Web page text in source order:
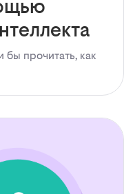
бы прочитать, как